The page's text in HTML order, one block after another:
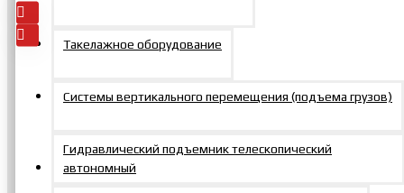
Такелажное оборудование
Системы вертикального перемещения (подъема грузов)
Гидравлический подъемник телескопический
автономный
+7 495 150-47-57